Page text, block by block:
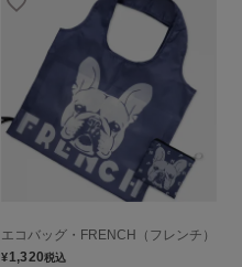
エコバッグ・FRENCH（フレンチ）
¥1,320税込